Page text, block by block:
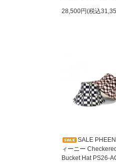
28,500円(税込
SALE
ィーニー
Bucket Hat PS26-